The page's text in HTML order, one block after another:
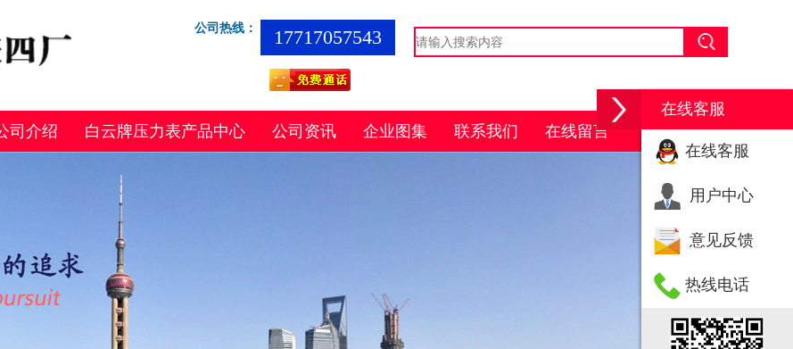
在线客服
在线客服
用户中心
意见反馈
热线电话
公司热线： 17717057543
司介绍 白云牌压力表产品中心 公司资讯 企业图集 联系我们 在线留言